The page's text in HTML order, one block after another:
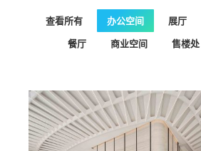
查看所有 办公空间 展厅
餐厅 商业空间 售楼处